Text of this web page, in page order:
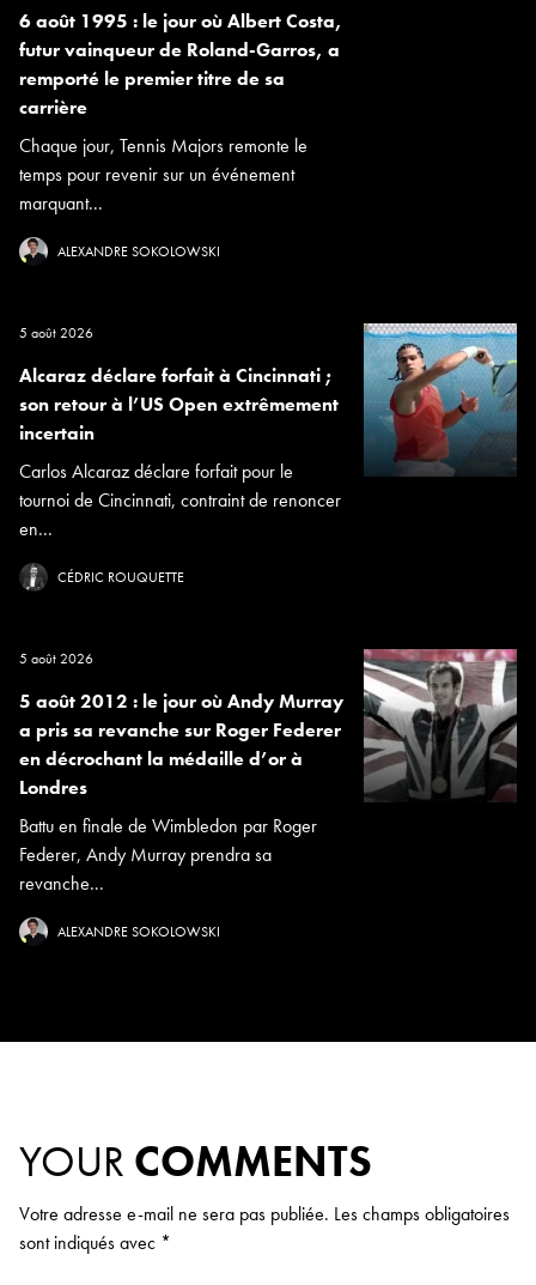
6 août 1995 : le jour où Albert Costa,
futur vainqueur de Roland-Garros, a
remporté le premier titre de sa
carrière
Chaque jour, Tennis Majors remonte le
temps pour revenir sur un événement
marquant...
ALEXANDRE SOKOLOWSKI
5 août 2026
Alcaraz déclare forfait à Cincinnati ;
son retour à l’US Open extrêmement
incertain
Carlos Alcaraz déclare forfait pour le
tournoi de Cincinnati, contraint de renoncer
en...
CÉDRIC ROUQUETTE
5 août 2026
5 août 2012 : le jour où Andy Murray
a pris sa revanche sur Roger Federer
en décrochant la médaille d’or à
Londres
Battu en finale de Wimbledon par Roger
Federer, Andy Murray prendra sa
revanche...
ALEXANDRE SOKOLOWSKI
YOUR COMMENTS
Votre adresse e-mail ne sera pas publiée. Les champs obligatoires
sont indiqués avec *